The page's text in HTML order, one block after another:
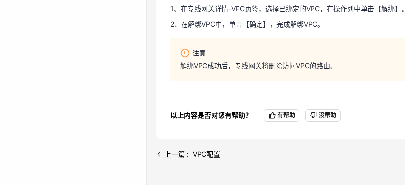
注意
解绑VPC成功后，专线网关将删除访问VPC的路由。
1、在专线网关详情-VPC页签，选择已绑定的VPC，在操作列中单击【解绑】。
2、在解绑VPC中，单击【确定】，完成解绑VPC。
注意
解绑VPC成功后，专线网关将删除访问VPC的路由。
以上内容是否对您有帮助？ 有帮助 没帮助
上一篇 : VPC配置